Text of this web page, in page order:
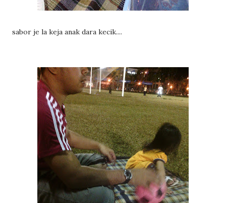
sabor je la keja anak dara kecik....